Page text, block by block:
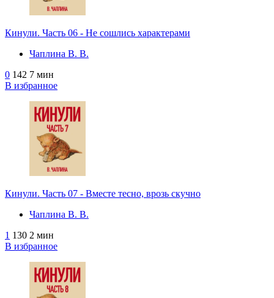
Кинули. Часть 06 - Не сошлись характерами
Чаплина В. В.
0 142 7 мин
В избранное
Кинули. Часть 07 - Вместе тесно, врозь скучно
Чаплина В. В.
1 130 2 мин
В избранное